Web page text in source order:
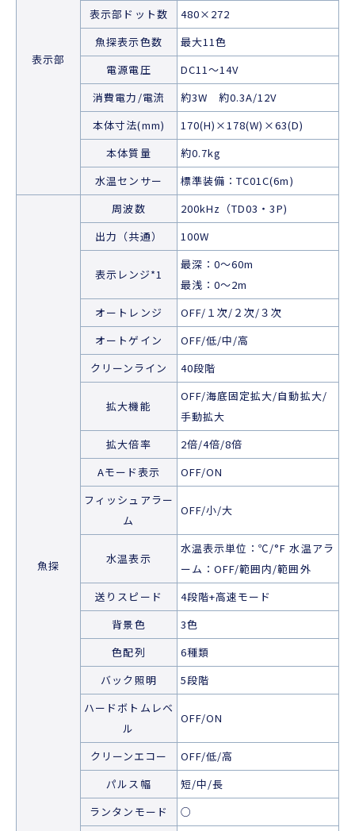
表示部
表示部ドット数
480×272
魚探表示色数
最大11色
電源電圧
DC11～14V
消費電力/電流
約3W 約0.3A/12V
本体寸法(mm)
170(H)×178(W)×63(D)
本体質量
約0.7kg
水温センサー
標準装備：TC01C(6m)
魚探
周波数
200kHz（TD03・3P)
出力（共通）
100W
表示レンジ*1
最深：0～60m
最浅：0～2m
オートレンジ
OFF/１次/２次/３次
オートゲイン
OFF/低/中/高
クリーンライン
40段階
拡大機能
OFF/海底固定拡大/自動拡大/
手動拡大
拡大倍率
2倍/4倍/8倍
Aモード表示
OFF/ON
フィッシュアラー
ム
OFF/小/大
水温表示
水温表示単位：℃/°F 水温アラ
ーム：OFF/範囲内/範囲外
送りスピード
4段階+高速モード
背景色
3色
色配列
6種類
バック照明
5段階
ハードボトムレベ
ル
OFF/ON
クリーンエコー
OFF/低/高
パルス幅
短/中/長
ランタンモード
○